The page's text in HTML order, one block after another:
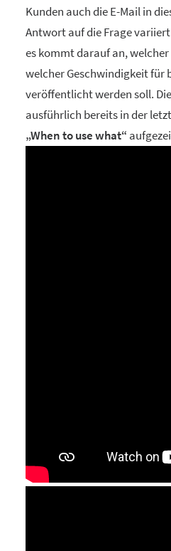
Kunden auch die E-Mail in
Antwort auf die Frage
es kommt darauf an,
welcher Geschwindigkeit für
veröffentlicht werden soll.
ausführlich bereits in der
„When to use what“